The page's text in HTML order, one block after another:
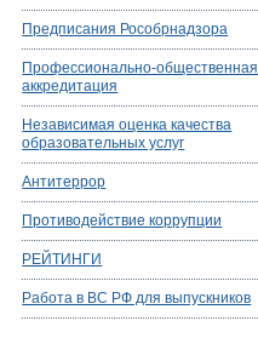
Предписания Рособрнадзора
Профессионально-общественная
аккредитация
Независимая оценка качества
образовательных услуг
Антитеррор
Противодействие коррупции
РЕЙТИНГИ
Работа в ВС РФ для выпускников